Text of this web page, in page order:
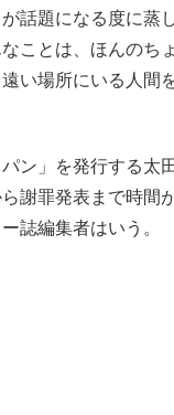
話題になる度に蒸
ことは、ほんのち
い場所にいる人間
パン」を発行する太
謝罪発表まで時間
誌編集者はいう。